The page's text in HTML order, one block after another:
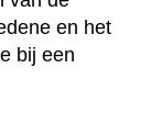
en het
bij een